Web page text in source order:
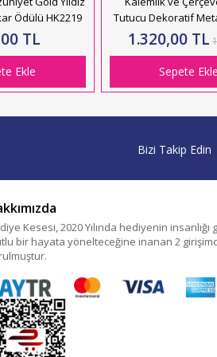
Ödülü HK2219
TL
Ekle
Tutucu Dekoratif
1.320,00 TL
Sepete Ekle
Bizi Takip Edin
Kesesi, 2020 Yılında hediyenin insanlığı
bir hayata yönelteceğine inanan 2